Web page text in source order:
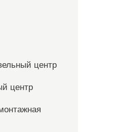
центр
центр